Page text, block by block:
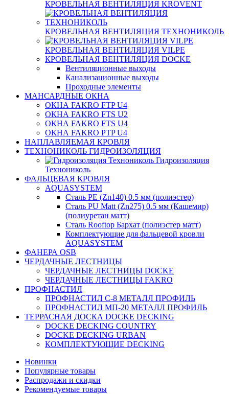
КРОВЕЛЬНАЯ ВЕНТИЛЯЦИЯ KROVENT
КРОВЕЛЬНАЯ ВЕНТИЛЯЦИЯ ТЕХНОНИКОЛЬ
КРОВЕЛЬНАЯ ВЕНТИЛЯЦИЯ VILPE
КРОВЕЛЬНАЯ ВЕНТИЛЯЦИЯ DOCKE
Вентиляционные выходы
Канализационные выходы
Проходные элементы
МАНСАРДНЫЕ ОКНА
ОКНА FAKRO FTP U4
ОКНА FAKRO FTS U2
ОКНА FAKRO FTS U4
ОКНА FAKRO PTP U4
НАПЛАВЛЯЕМАЯ КРОВЛЯ
ТЕХНОНИКОЛЬ ГИДРОИЗОЛЯЦИЯ
Гидроизоляция
Технониколь
ФАЛЬЦЕВАЯ КРОВЛЯ
AQUASYSTEM
Сталь PE (Zn140) 0.5 мм (полиэстер)
Сталь PU Matt (Zn275) 0.5 мм (Кашемир)
(полиуретан матт)
Сталь Rooftop Бархат (полиэстер матт)
Комплектующие для фальцевой кровли
AQUASYSTEM
ФАНЕРА OSB
ЧЕРДАЧНЫЕ ЛЕСТНИЦЫ
ЧЕРДАЧНЫЕ ЛЕСТНИЦЫ DOCKE
ЧЕРДАЧНЫЕ ЛЕСТНИЦЫ FAKRO
ПРОФНАСТИЛ
ПРОФНАСТИЛ C-8 МЕТАЛЛ ПРОФИЛЬ
ПРОФНАСТИЛ МП-20 МЕТАЛЛ ПРОФИЛЬ
ТЕРРАСНАЯ ДОСКА DOCKE DECKING
DOCKE DECKING COUNTRY
DOCKE DECKING URBAN
КОМПЛЕКТУЮЩИЕ DECKING
Новинки
Популярные товары
Распродажи и скидки
Рекомендуемые товары